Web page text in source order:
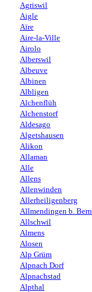
Agriswil
Aigle
Aïre
Aire-la-Ville
Airolo
Alberswil
Albeuve
Albinen
Albligen
Alchenflüh
Alchenstorf
Aldesago
Algetshausen
Alikon
Allaman
Alle
Allens
Allenwinden
Allerheiligenberg
Allmendingen b. Bern
Allschwil
Almens
Alosen
Alp Grüm
Alpnach Dorf
Alpnachstad
Alpthal